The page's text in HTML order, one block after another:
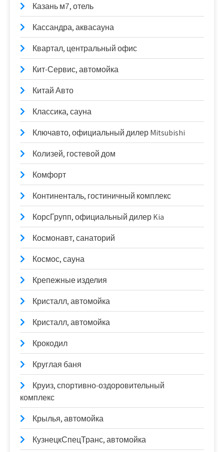
Казань м7, отель
Кассандра, аквасауна
Квартал, центральный офис
Кит-Сервис, автомойка
Китай Авто
Классика, сауна
Ключавто, официальный дилер Mitsubishi
Колизей, гостевой дом
Комфорт
Континенталь, гостиничный комплекс
КорсГрупп, официальный дилер Kia
Космонавт, санаторий
Космос, сауна
Крепежные изделия
Кристалл, автомойка
Кристалл, автомойка
Крокодил
Круглая баня
Круиз, спортивно-оздоровительный
комплекс
Крылья, автомойка
КузнецкСпецТранс, автомойка